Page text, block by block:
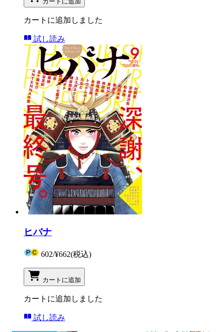
カートに追加しました
試し読み
ヒバナ
602/¥662(税込)
カートに追加
カートに追加しました
試し読み